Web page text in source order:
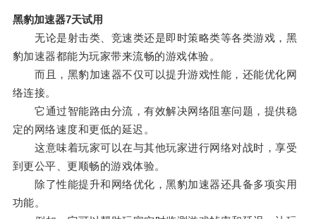
黑豹加速器7天试用
无论是射击类、竞速类还是即时策略类等各类游戏，黑
豹加速器都能为玩家带来流畅的游戏体验。
而且，黑豹加速器不仅可以提升游戏性能，还能优化网
络连接。
它通过智能路由分流，有效解决网络阻塞问题，提供稳
定的网络速度和更低的延迟。
这意味着玩家可以在与其他玩家进行网络对战时，享受
到更公平、更顺畅的游戏体验。
除了性能提升和网络优化，黑豹加速器还具备多项实用
功能。